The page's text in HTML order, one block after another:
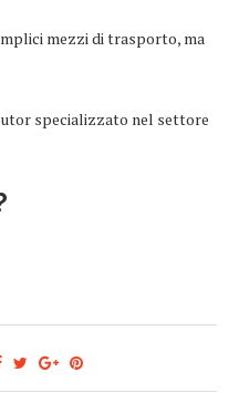
mezzi di trasporto, ma
specializzato nel settore